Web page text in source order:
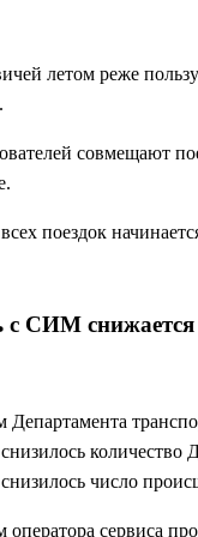
летом реже
совмещают
поездок
с СИМ снижается
число
сервиса